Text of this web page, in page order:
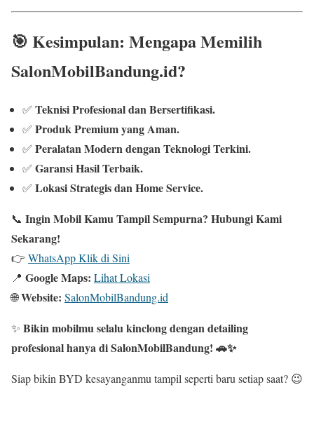
🎯 Kesimpulan: Mengapa Memilih
SalonMobilBandung.id?
✅ Teknisi Profesional dan Bersertifikasi.
✅ Produk Premium yang Aman.
✅ Peralatan Modern dengan Teknologi Terkini.
✅ Garansi Hasil Terbaik.
✅ Lokasi Strategis dan Home Service.
📞 Ingin Mobil Kamu Tampil Sempurna? Hubungi Kami
Sekarang!
👉 WhatsApp Klik di Sini
📍 Google Maps: Lihat Lokasi
🌐Website: SalonMobilBandung.id
✨ Bikin mobilmu selalu kinclong dengan detailing
profesional hanya di SalonMobilBandung! 🚗✨
Siap bikin BYD kesayanganmu tampil seperti baru setiap saat? 😉